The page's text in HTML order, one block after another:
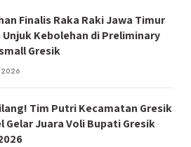
Finalis Raka Raki Jawa Timur
Unjuk Kebolehan di Preliminary
Gresik
Tim Putri Kecamatan Gresik
Gelar Juara Voli Bupati Gresik